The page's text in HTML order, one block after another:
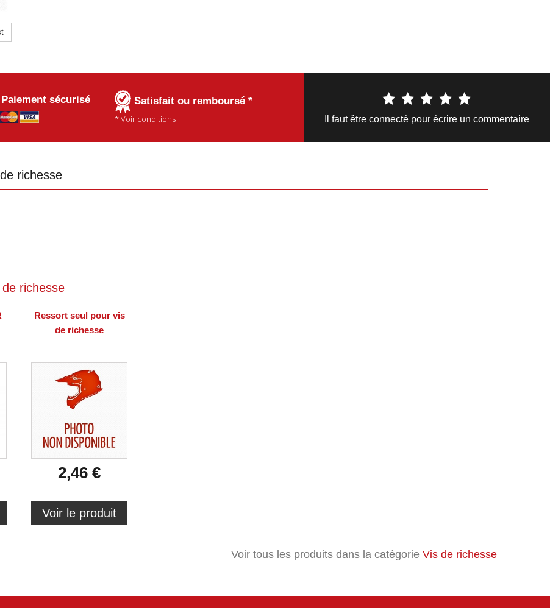
Paiement sécurisé Satisfait ou remboursé *
* Voir conditions Il faut être connecté pour écrire un commentaire
richesse
richesse
Ressort seul pour vis
de richesse
2,46 €
Voir le produit
Voir tous les produits dans la catégorie Vis de richesse